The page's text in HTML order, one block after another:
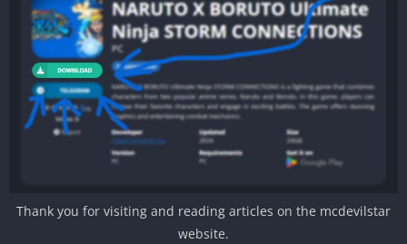
Thank you for visiting and reading articles on the mcdevilstar
website.